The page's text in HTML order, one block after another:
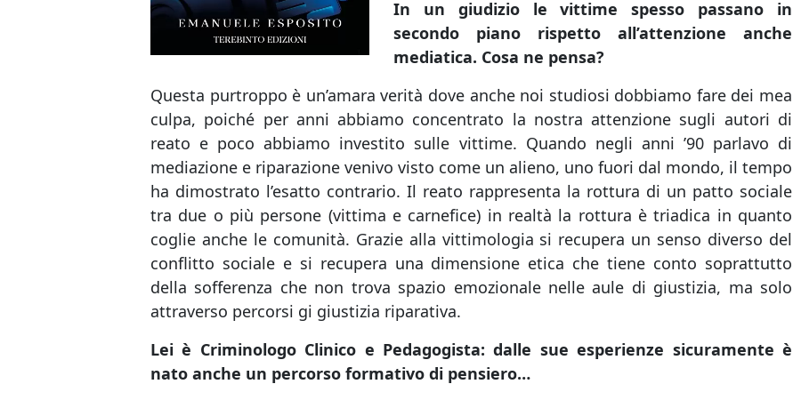
In un giudizio le vittime spesso passano in
secondo piano rispetto all’attenzione anche
mediatica. Cosa ne pensa?
Questa purtroppo è un’amara verità dove anche noi studiosi dobbiamo fare dei mea
culpa, poiché per anni abbiamo concentrato la nostra attenzione sugli autori di
reato e poco abbiamo investito sulle vittime. Quando negli anni ’90 parlavo di
mediazione e riparazione venivo visto come un alieno, uno fuori dal mondo, il tempo
ha dimostrato l’esatto contrario. Il reato rappresenta la rottura di un patto sociale
tra due o più persone (vittima e carnefice) in realtà la rottura è triadica in quanto
coglie anche le comunità. Grazie alla vittimologia si recupera un senso diverso del
conflitto sociale e si recupera una dimensione etica che tiene conto soprattutto
della sofferenza che non trova spazio emozionale nelle aule di giustizia, ma solo
attraverso percorsi gi giustizia riparativa.
Lei è Criminologo Clinico e Pedagogista: dalle sue esperienze sicuramente è
nato anche un percorso formativo di pensiero…